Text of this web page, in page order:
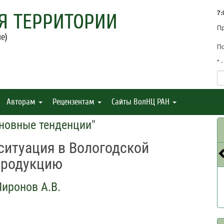
ТЕРРИТОРИИ
*
Авторам Рецензентам Сайты ВолНЦ РАН
тенденции"
в Вологодской
А.В.